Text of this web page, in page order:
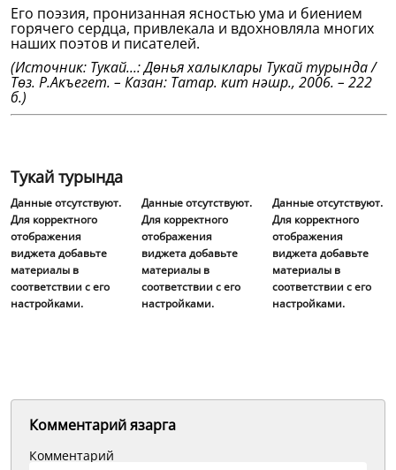
Его поэзия, пронизанная ясностью ума и биением
горячего сердца, привлекала и вдохновляла многих
наших поэтов и писателей.
(Источник: Тукай...: Дөнья халыклары Тукай турында /
Төз. Р.Акъегет. – Казан: Татар. кит нәшр., 2006. – 222
б.)
Тукай турында
Данные отсутствуют.
Для корректного
отображения
виджета добавьте
материалы в
соответствии с его
настройками.
Данные отсутствуют.
Для корректного
отображения
виджета добавьте
материалы в
соответствии с его
настройками.
Данные отсутствуют.
Для корректного
отображения
виджета добавьте
материалы в
соответствии с его
настройками.
Комментарий язарга
Комментарий